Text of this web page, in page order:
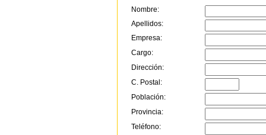
Nombre:
Apellidos:
Empresa:
Cargo:
Dirección:
C. Postal:
Población:
Provincia:
Teléfono: